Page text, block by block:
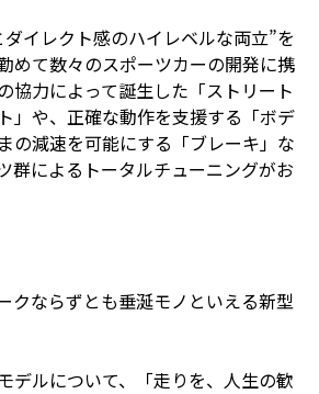
イレクト感のハイレベルな両立”を
めて数々のスポーツカーの開発に携
協力によって誕生した「ストリート
」や、正確な動作を支援する「ボデ
の減速を可能にする「ブレーキ」な
群によるトータルチューニングがお
クならずとも垂涎モノといえる新型
デルについて、「走りを、人生の歓